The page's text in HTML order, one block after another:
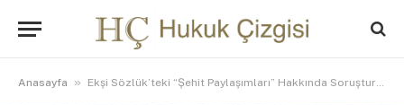
Anasayfa » Ekşi Sözlük’teki “Şehit Paylaşımları” Hakkında Soruşturma Başlatıldı